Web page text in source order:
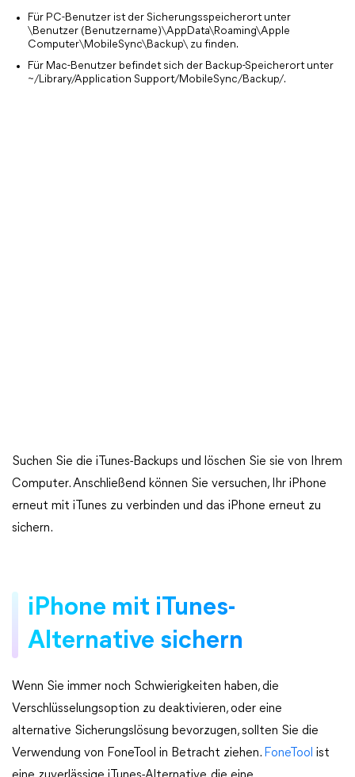
Für PC-Benutzer ist der Sicherungsspeicherort unter
\Benutzer (Benutzername)\AppData\Roaming\Apple
Computer\MobileSync\Backup\ zu finden.
Für Mac-Benutzer befindet sich der Backup-Speicherort unter
~/Library/Application Support/MobileSync/Backup/.
Suchen Sie die iTunes-Backups und löschen Sie sie von Ihrem
Computer. Anschließend können Sie versuchen, Ihr iPhone
erneut mit iTunes zu verbinden und das iPhone erneut zu
sichern.
iPhone mit iTunes-
Alternative sichern
Wenn Sie immer noch Schwierigkeiten haben, die
Verschlüsselungsoption zu deaktivieren, oder eine
alternative Sicherungslösung bevorzugen, sollten Sie die
Verwendung von FoneTool in Betracht ziehen. FoneTool ist